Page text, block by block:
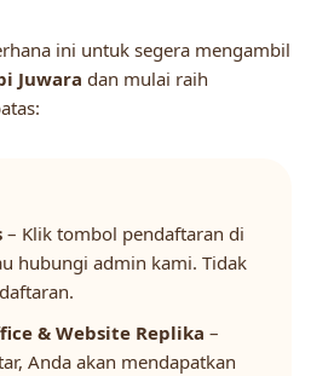
ini untuk segera mengambil
Juwara dan mulai raih
– Klik tombol pendaftaran di
hubungi admin kami. Tidak
& Website Replika –
Anda akan mendapatkan